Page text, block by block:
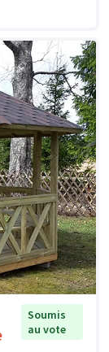
Soumis
au vote